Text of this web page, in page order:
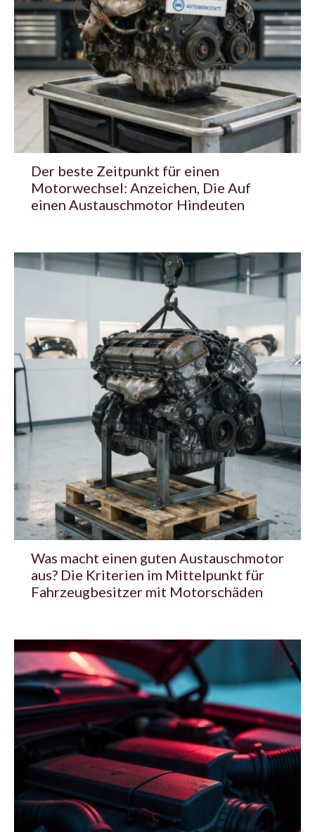
Der beste Zeitpunkt für einen
Motorwechsel: Anzeichen, Die Auf
einen Austauschmotor Hindeuten
Was macht einen guten Austauschmotor
aus? Die Kriterien im Mittelpunkt für
Fahrzeugbesitzer mit Motorschäden